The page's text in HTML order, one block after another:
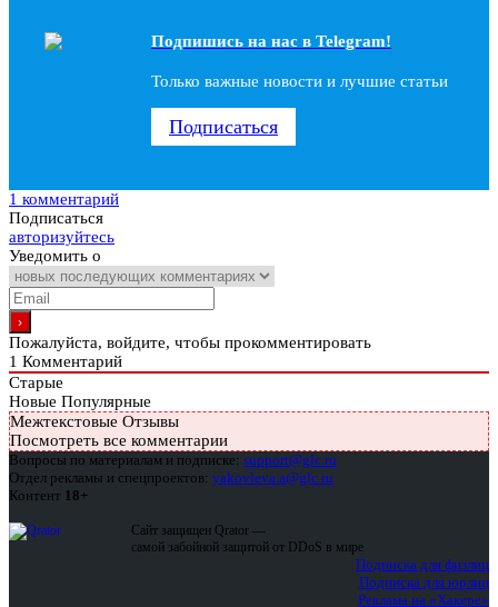
Подпишись на наc в Telegram!
Только важные новости и лучшие статьи
Подписаться
1 комментарий
Подписаться
авторизуйтесь
Уведомить о
Пожалуйста, войдите, чтобы прокомментировать
1 Комментарий
Старые
Новые Популярные
Межтекстовые Отзывы
Посмотреть все комментарии
Вопросы по материалам и подписке: support@glc.ru
Отдел рекламы и спецпроектов: yakovleva.a@glc.ru
Контент 18+
Сайт защищен Qrator —
самой забойной защитой от DDoS в мире
Подписка для физлиц
Подписка для юрлиц
Реклама на «Хакере»